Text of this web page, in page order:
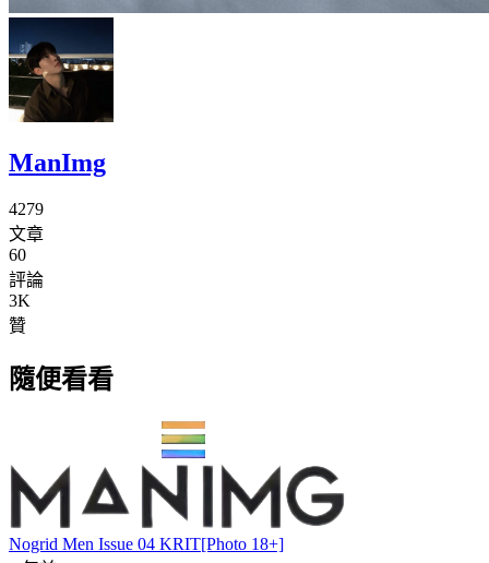
ManImg
4279
文章
60
評論
3K
贊
隨便看看
Nogrid Men Issue 04 KRIT[Photo 18+]